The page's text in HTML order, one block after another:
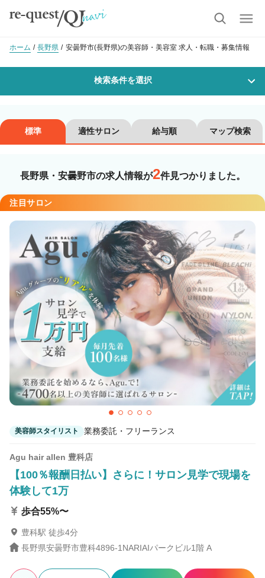
ホーム 長野県 安曇野市(長野県)の美容師・美容室 求人・転職・募集情報
検索条件を選択
沿線・駅を選択 市区町村を選択
安曇野市
職種・ 技能ランク
美容師スタイリスト 美容師アシスタント
カラーリスト フロント・レセプション
ヘアメイク・美容部員 アイリスト
ネイリスト エステティシャン
講師・インストラクター 営業・販売スタッフ・その他
雇用形態
正社員 契約社員・パート
業務委託・フリーランス
詳細条件
この条件の求人数2件
標準 適性サロン 給与順 マップ検索
長野県・安曇野市の求人情報が2件見つかりました。
注目サロン
美容師スタイリスト 業務委託・フリーランス
Agu hair allen 豊科店
【100％報酬日払い】さらに！サロン見学で現場を
体験して1万
歩合55%〜
豊科駅 徒歩4分
長野県安曇野市豊科4896-1NARIAIパークビル1階 A